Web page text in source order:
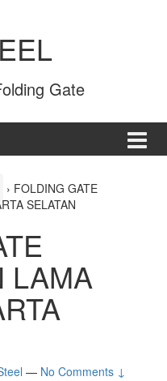
Gate
› FOLDING GATE
SELATAN
LAMA
— No Comments ↓